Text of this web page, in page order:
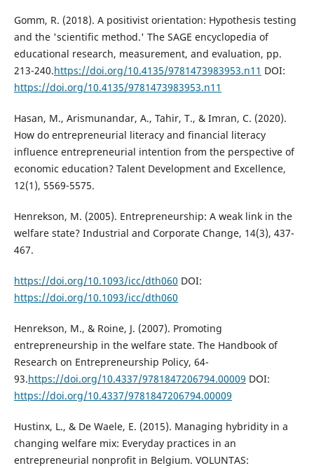
Gomm, R. (2018). A positivist orientation: Hypothesis testing
and the 'scientific method.' The SAGE encyclopedia of
educational research, measurement, and evaluation, pp.
213-240.https://doi.org/10.4135/9781473983953.n11 DOI:
https://doi.org/10.4135/9781473983953.n11
Hasan, M., Arismunandar, A., Tahir, T., & Imran, C. (2020).
How do entrepreneurial literacy and financial literacy
influence entrepreneurial intention from the perspective of
economic education? Talent Development and Excellence,
12(1), 5569-5575.
Henrekson, M. (2005). Entrepreneurship: A weak link in the
welfare state? Industrial and Corporate Change, 14(3), 437-
467.
https://doi.org/10.1093/icc/dth060 DOI:
https://doi.org/10.1093/icc/dth060
Henrekson, M., & Roine, J. (2007). Promoting
entrepreneurship in the welfare state. The Handbook of
Research on Entrepreneurship Policy, 64-
93.https://doi.org/10.4337/9781847206794.00009 DOI:
https://doi.org/10.4337/9781847206794.00009
Hustinx, L., & De Waele, E. (2015). Managing hybridity in a
changing welfare mix: Everyday practices in an
entrepreneurial nonprofit in Belgium. VOLUNTAS: